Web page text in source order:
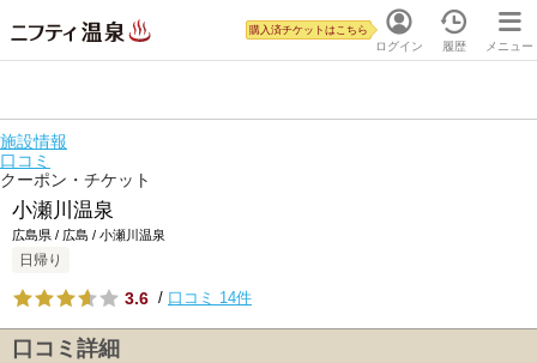
ログイン
購入済チケットはこちら
履歴 メニュー
施設情報
口コミ
クーポン・チケット
小瀬川温泉
広島県 / 広島 / 小瀬川温泉
日帰り
3.6 / 口コミ 14件
口コミ詳細